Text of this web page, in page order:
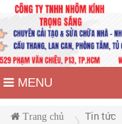
MENU
Trang chủ
Tin tức